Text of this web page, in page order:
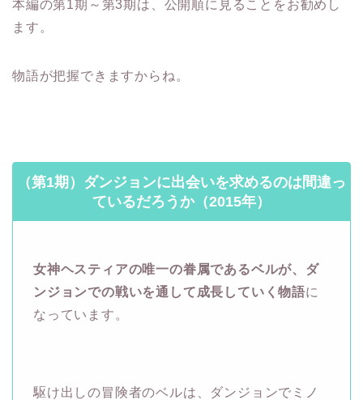
本編の第1期～第3期は、公開順に見ることをお勧めし
ます。
物語が把握できますからね。
（第1期）ダンジョンに出会いを求めるのは間違っ
ているだろうか（2015年）
女神ヘスティアの唯一の眷属であるベルが、ダ
ンジョンでの戦いを通して成長していく物語に
なっています。
駆け出しの冒険者のベルは、ダンジョンでミノ